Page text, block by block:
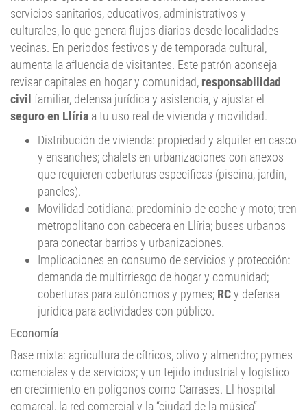
culturales, lo que genera flujos diarios desde localidades
vecinas. En periodos festivos y de temporada cultural,
aumenta la afluencia de visitantes. Este patrón aconseja
revisar capitales en hogar y comunidad, responsabilidad
civilfamiliar, defensa jurídica y asistencia, y ajustar el
seguro en Llíriaa tu uso real de vivienda y movilidad.
Distribución de vivienda: propiedad y alquiler en casco
y ensanches; chalets en urbanizaciones con anexos
que requieren coberturas específicas (piscina, jardín,
paneles).
Movilidad cotidiana: predominio de coche y moto; tren
metropolitano con cabecera en Llíria; buses urbanos
para conectar barrios y urbanizaciones.
Implicaciones en consumo de servicios y protección:
demanda de multirriesgo de hogar y comunidad;
coberturas para autónomos y pymes;RCy defensa
jurídica para actividades con público.
Economía
Base mixta: agricultura de cítricos, olivo y almendro; pymes
comerciales y de servicios; y un tejido industrial y logístico
en crecimiento en polígonos como Carrases. El hospital
comarcal, la red comercial y la “ciudad de la música”
dinamizan empleo y visitantes. Estos perfiles generan